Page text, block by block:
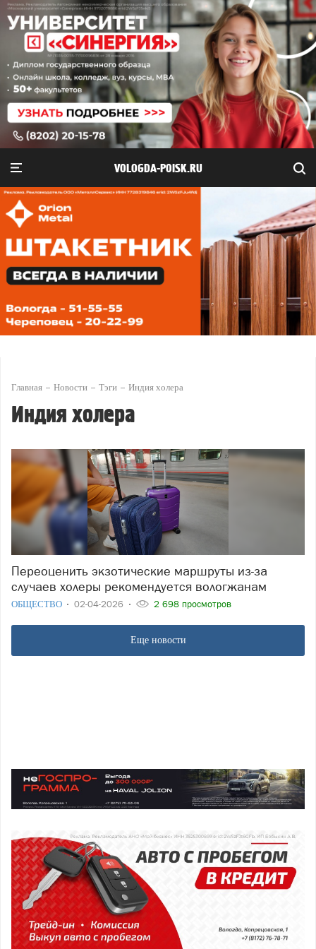
VOLOGDA-POISK.RU
Главная Новости Тэги Индия холера
Индия холера
Переоценить экзотические маршруты из-за
случаев холеры рекомендуется вологжанам
ОБЩЕСТВО 02-04-2026 2 698 просмотров
Еще новости